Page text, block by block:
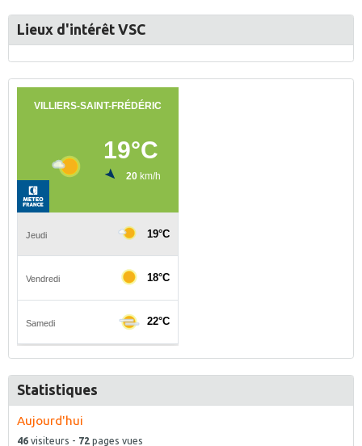
Lieux d'intérêt VSC
Statistiques
Aujourd'hui
46 visiteurs - 72 pages vues